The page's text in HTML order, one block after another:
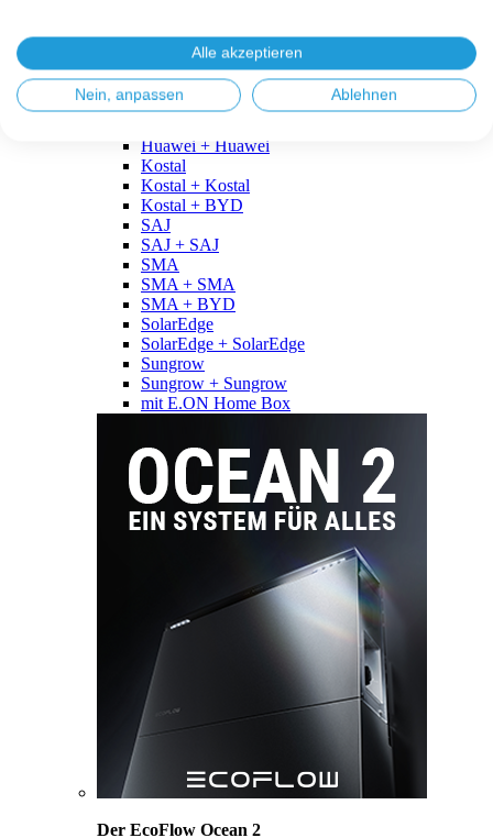
Fronius + BYD
GoodWe
GoodWe + GoodWe
GoodWe + BYD
Huawei + Huawei
Kostal
Kostal + Kostal
Kostal + BYD
SAJ
SAJ + SAJ
SMA
SMA + SMA
SMA + BYD
SolarEdge
SolarEdge + SolarEdge
Sungrow
Sungrow + Sungrow
mit E.ON Home Box
Der EcoFlow Ocean 2
Alle akzeptieren
Nein, anpassen Ablehnen